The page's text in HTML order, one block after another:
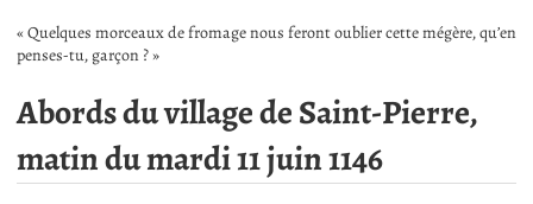
« Quelques morceaux de fromage nous feront oublier cette mégère, qu’en
penses-tu, garçon ? »
Abords du village de Saint-Pierre,
matin du mardi 11 juin 1146